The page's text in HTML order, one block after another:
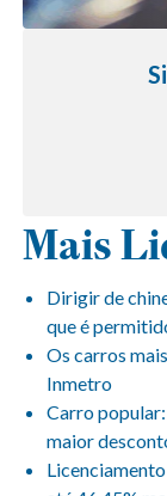
Mais
Dirigir de
que é
Os carros
Inmetro
Carro
maior